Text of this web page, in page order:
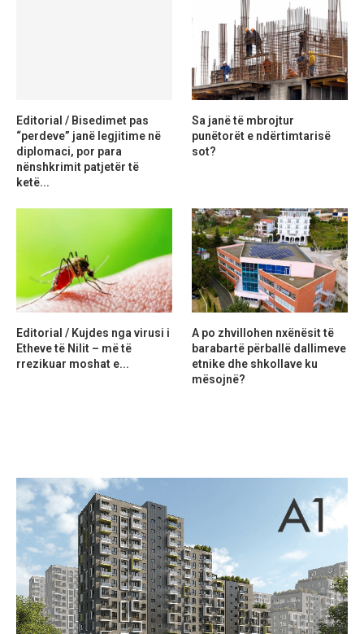
Editorial / Bisedimet pas
“perdeve” janë legjitime në
diplomaci, por para
nënshkrimit patjetër të
ketë...
Sa janë të mbrojtur
punëtorët e ndërtimtarisë
sot?
Editorial / Kujdes nga virusi i
Etheve të Nilit – më të
rrezikuar moshat e...
A po zhvillohen nxënësit të
barabartë përballë dallimeve
etnike dhe shkollave ku
mësojnë?